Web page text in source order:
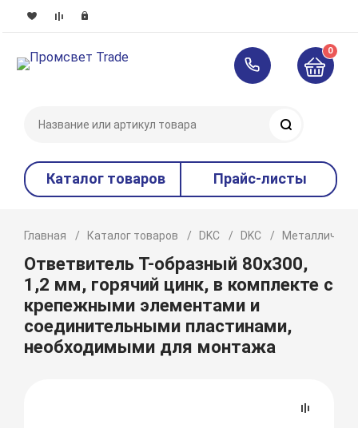
0
Каталог товаров Прайс-листы
Главная Каталог товаров DKC DKC
Ответвитель Т-образный 80х300,
1,2 мм, горячий цинк, в комплекте с
крепежными элементами и
соединительными пластинами,
необходимыми для монтажа